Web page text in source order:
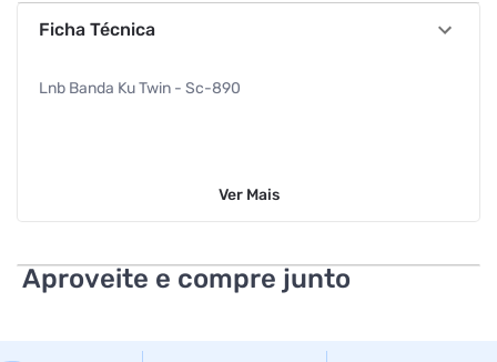
Ficha Técnica
Lnb Banda Ku Twin - Sc-890
Ver Mais
Aproveite e compre junto